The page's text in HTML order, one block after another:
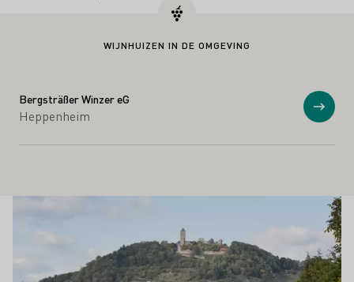
WIJNHUIZEN IN DE OMGEVING
Bergsträßer Winzer eG
Heppenheim Toon
Wijngaarden